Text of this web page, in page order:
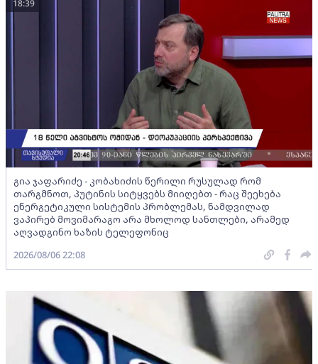
გია ჯაფარიძე - კობახიძის წერილი რუსულად რომ
თარგმნოთ, პუტინის სიტყვებს მიიღებთ - რაც შეეხება
ენერგეტიკული სისტემის პრობლემას, ნამდვილად
ვაპირებ მოვიმარაგო არა მხოლოდ სანთლები, არამედ
აღვადგინო ხაზის ტელეფონიც
18:39
2026/08/06 22:08